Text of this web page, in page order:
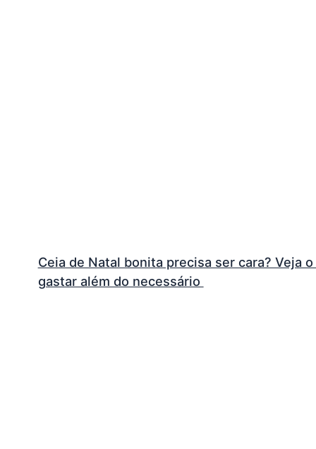
Ceia de Natal bonita precisa ser cara? Veja
gastar além do necessário